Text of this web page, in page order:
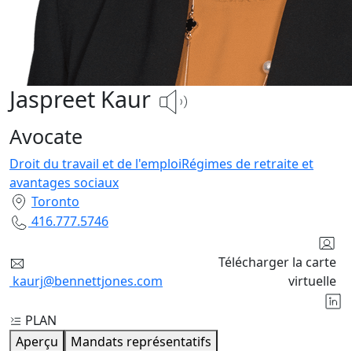
Jaspreet Kaur
Avocate
Droit du travail et de l'emploiRégimes de retraite et
avantages sociaux
Toronto
416.777.5746
kaurj@bennettjones.com
Télécharger la carte
virtuelle
PLAN
Aperçu
Mandats représentatifs